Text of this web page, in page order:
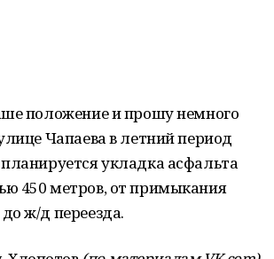
положение и прошу немного
Чапаева в летний период
укладка асфальта
450 метров, от примыкания
ж/д переезда.